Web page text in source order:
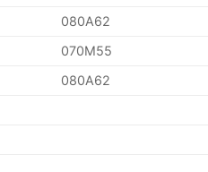
080A62
070M55
080A62